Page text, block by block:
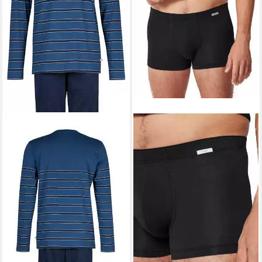
Schlafanzug Herren
Pyjama lang (2 tlg) Baumwolle
49,99 €
-17%